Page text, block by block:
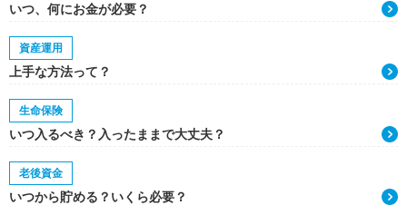
いつ、何にお金が必要？
資産運用
上手な方法って？
生命保険
いつ入るべき？入ったままで大丈夫？
老後資金
いつから貯める？いくら必要？